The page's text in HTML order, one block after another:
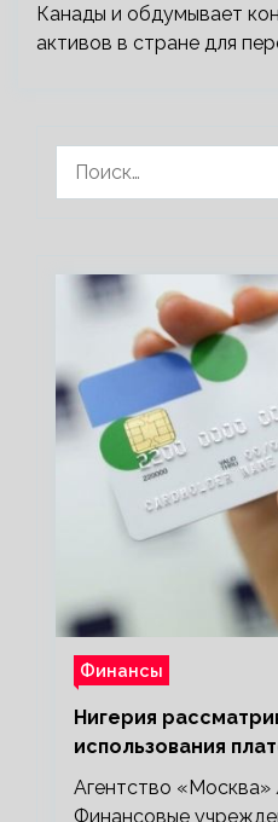
Канады и обдумывает
активов в стране для
Финансы
Нигерия
использования
«Мир»
Агентство
Финансовые